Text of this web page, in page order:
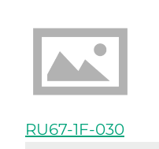
RU67-1F-030